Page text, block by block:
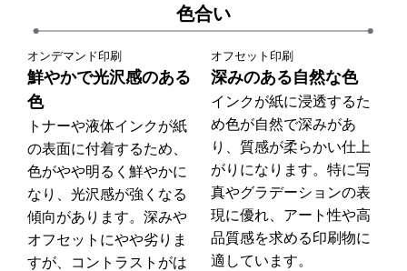
色合い
オンデマンド印刷
鮮やかで光沢感のある
色
トナーや液体インクが紙
の表面に付着するため、
色がやや明るく鮮やかに
なり、光沢感が強くなる
傾向があります。深みや
オフセットにやや劣りま
すが、コントラストがは
オフセット印刷
深みのある自然な色
インクが紙に浸透するた
め色が自然で深みがあ
り、質感が柔らかい仕上
がりになります。特に写
真やグラデーションの表
現に優れ、アート性や高
品質感を求める印刷物に
適しています。